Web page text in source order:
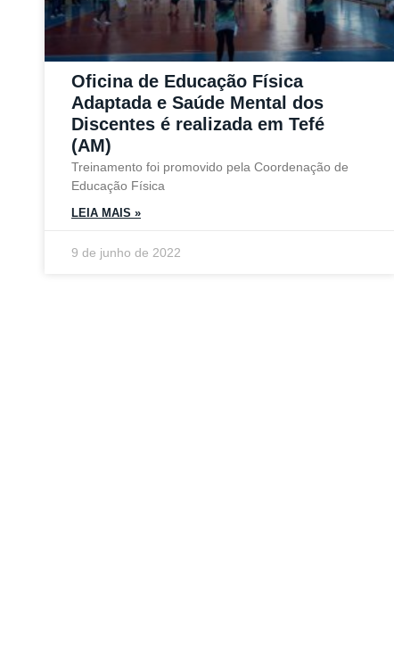
Oficina de Educação Física
Adaptada e Saúde Mental dos
Discentes é realizada em Tefé
(AM)
Treinamento foi promovido pela Coordenação de
Educação Física
LEIA MAIS »
9 de junho de 2022